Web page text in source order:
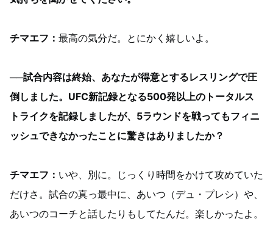
チマエフ： 最高の気分だ。とにかく嬉しいよ。
──試合内容は終始、あなたが得意とするレスリングで圧
倒しました。UFC新記録となる500発以上のトータルス
トライクを記録しましたが、5ラウンドを戦ってもフィニ
ッシュできなかったことに驚きはありましたか？
チマエフ： いや、別に。じっくり時間をかけて攻めていた
だけさ。試合の真っ最中に、あいつ（デュ・プレシ）や、
あいつのコーチと話したりもしてたんだ。楽しかったよ。